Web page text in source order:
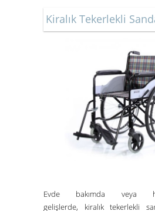
Kiralık Tekerlekli
Evde bakımda veya
gelişlerde, kiralık tekerlekli